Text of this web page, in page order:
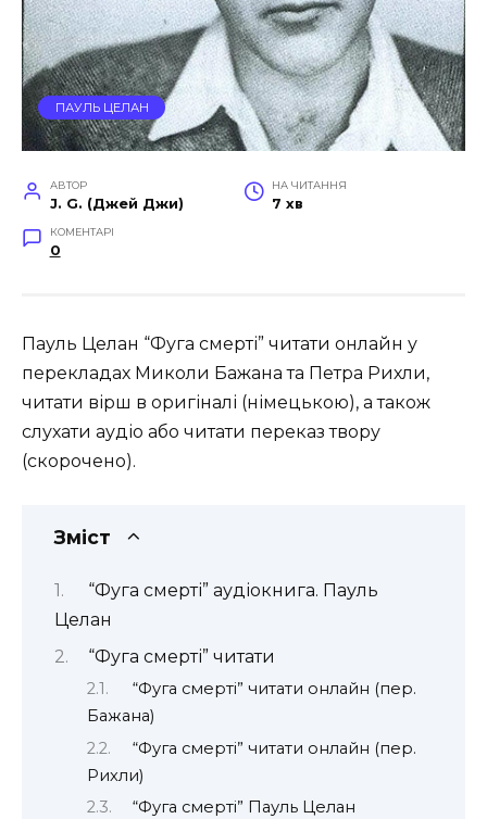
ПАУЛЬ ЦЕЛАН
АВТОР
J. G. (Джей Джи)
НА ЧИТАННЯ
7 хв
КОМЕНТАРІ
0
Пауль Целан “Фуга смерті” читати онлайн у
перекладах Миколи Бажана та Петра Рихли,
читати вірш в оригіналі (німецькою), а також
слухати аудіо або читати переказ твору
(скорочено).
Зміст
“Фуга смерті” аудіокнига. Пауль
Целан
“Фуга смерті” читати
“Фуга смерті” читати онлайн (пер.
Бажана)
“Фуга смерті” читати онлайн (пер.
Рихли)
“Фуга смерті” Пауль Целан